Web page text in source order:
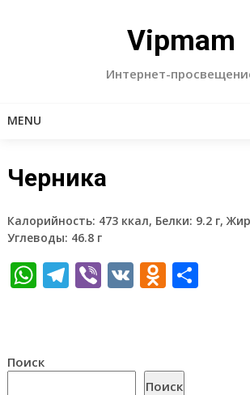
Vipmam
Интернет-
MENU
Черника
Калорийность: 473 ккал, Белки: 9.2 г,
Углеводы: 46.8 г
WhatsApp
Telegram
Viber
VK
Поиск
Поиск